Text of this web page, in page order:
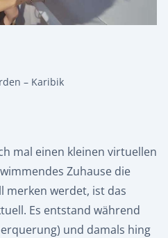
– Karibik
mal einen kleinen virtuellen
Zuhause die
merken werdet, ist das
Es entstand während
und damals hing